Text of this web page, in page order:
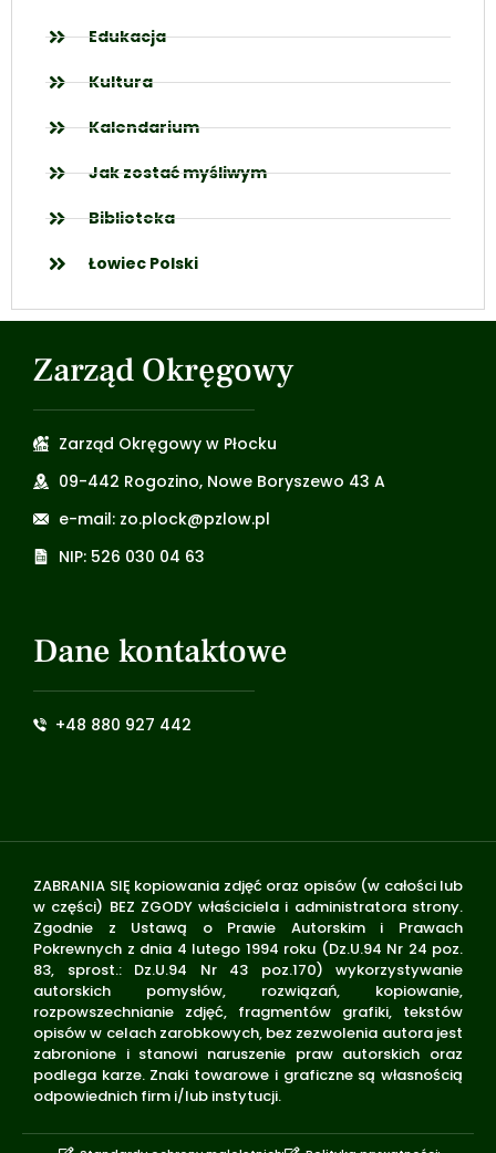
Edukacja
Kultura
Kalendarium
Jak zostać myśliwym
Biblioteka
Łowiec Polski
Zarząd Okręgowy
Zarząd Okręgowy w Płocku
09-442 Rogozino, Nowe Boryszewo 43 A
e-mail: zo.plock@pzlow.pl
NIP: 526 030 04 63
Dane kontaktowe
+48 880 927 442
ZABRANIA SIĘ kopiowania zdjęć oraz opisów (w całości lub
w części) BEZ ZGODY właściciela i administratora strony.
Zgodnie z Ustawą o Prawie Autorskim i Prawach
Pokrewnych z dnia 4 lutego 1994 roku (Dz.U.94 Nr 24 poz.
83, sprost.: Dz.U.94 Nr 43 poz.170) wykorzystywanie
autorskich pomysłów, rozwiązań, kopiowanie,
rozpowszechnianie zdjęć, fragmentów grafiki, tekstów
opisów w celach zarobkowych, bez zezwolenia autora jest
zabronione i stanowi naruszenie praw autorskich oraz
podlega karze. Znaki towarowe i graficzne są własnością
odpowiednich firm i/lub instytucji.